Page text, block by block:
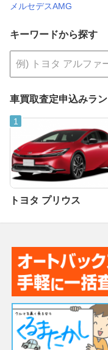
メルセデスAMG
キーワードから探す
車買取査定申込みラ
トヨタ プリウス